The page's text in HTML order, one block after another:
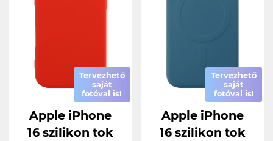
Tervezhető
saját
fotóval is!
Apple iPhone
16 szilikon tok
Tervezhető
saját
fotóval is!
Apple iPhone
16 szilikon tok